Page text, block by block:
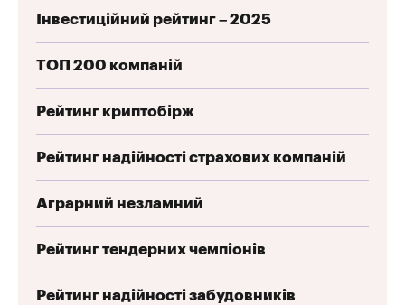
Інвестиційний рейтинг – 2025
ТОП 200 компаній
Рейтинг криптобірж
Рейтинг надійності страхових компаній
Аграрний незламний
Рейтинг тендерних чемпіонів
Рейтинг надійності забудовників